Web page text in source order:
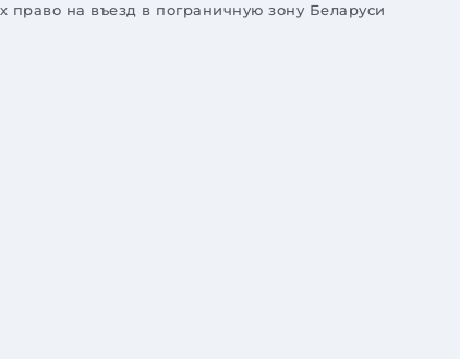
на въезд в пограничную зону Беларуси